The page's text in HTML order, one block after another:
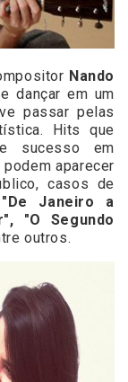
Nando
dançar em um
passar pelas
Hits que
sucesso em
aparecer
casos de
Janeiro a
"O Segundo
outros.